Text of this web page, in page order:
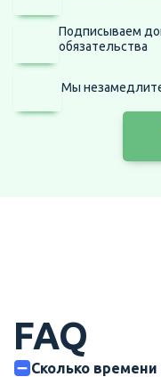
Подписываем
обязательства
Мы
FAQ
Сколько